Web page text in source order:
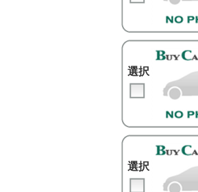
選択
選択